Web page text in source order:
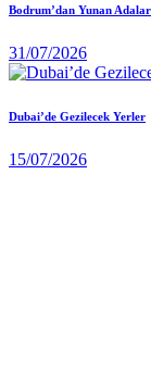
Bodrum’dan Yunan
31/07/2026
Dubai’de Gezilecek Yerler
15/07/2026